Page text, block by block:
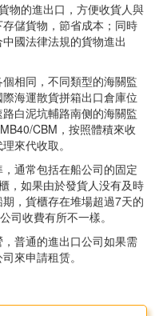
物的進出口，方便收貨人與
儲貨物，節省成本；同時
國法律法規的貨物進出
相同，不同類型的海關監
海運散貨拼箱出口倉庫位
白泥坑輔路南侧的海關監
CBM，按照體積來收
來代收取。
通常包括在船公司的固定
，如果由於發貨人没有及時
，貨櫃存在堆場超過7天的
司收費有所不一樣。
普通的進出口公司如果需
來申請租赁。